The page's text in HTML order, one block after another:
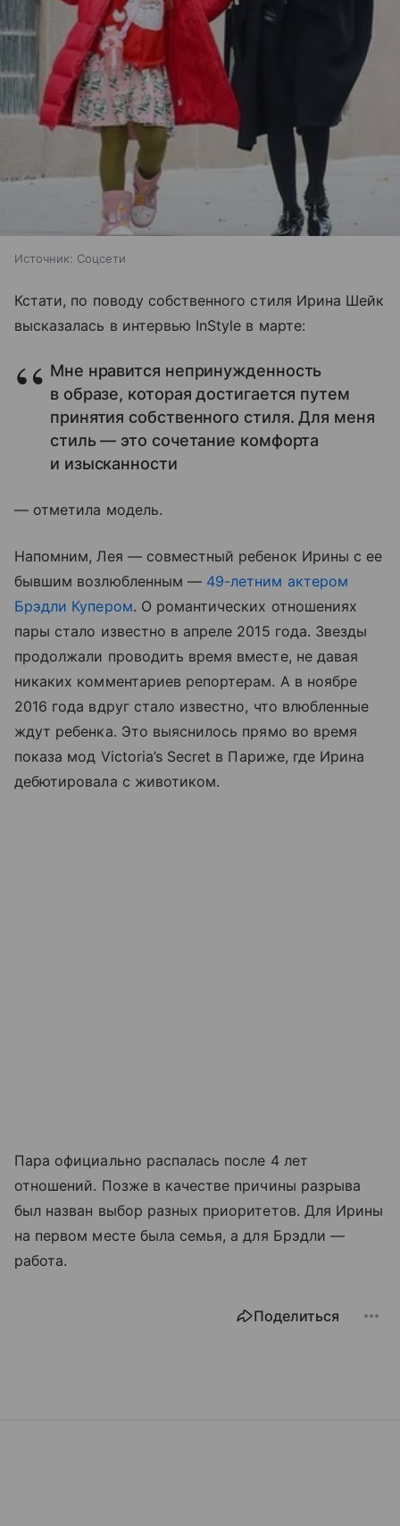
Источник: Соцсети
Кстати, по поводу собственного стиля Ирина Шейк
высказалась в интервью InStyle в марте:
Мне нравится непринужденность
в образе, которая достигается путем
принятия собственного стиля. Для меня
стиль — это сочетание комфорта
и изысканности
— отметила модель.
Напомним, Лея — совместный ребенок Ирины с ее
бывшим возлюбленным — 49-летним актером
Брэдли Купером. О романтических отношениях
пары стало известно в апреле 2015 года. Звезды
продолжали проводить время вместе, не давая
никаких комментариев репортерам. А в ноябре
2016 года вдруг стало известно, что влюбленные
ждут ребенка. Это выяснилось прямо во время
показа мод Victoria’s Secret в Париже, где Ирина
дебютировала с животиком.
Пара официально распалась после 4 лет
отношений. Позже в качестве причины разрыва
был назван выбор разных приоритетов. Для Ирины
на первом месте была семья, а для Брэдли —
работа.
Поделиться